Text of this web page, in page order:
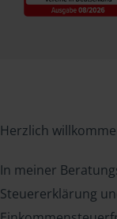
Herzlich
In meiner
Steuererklärung